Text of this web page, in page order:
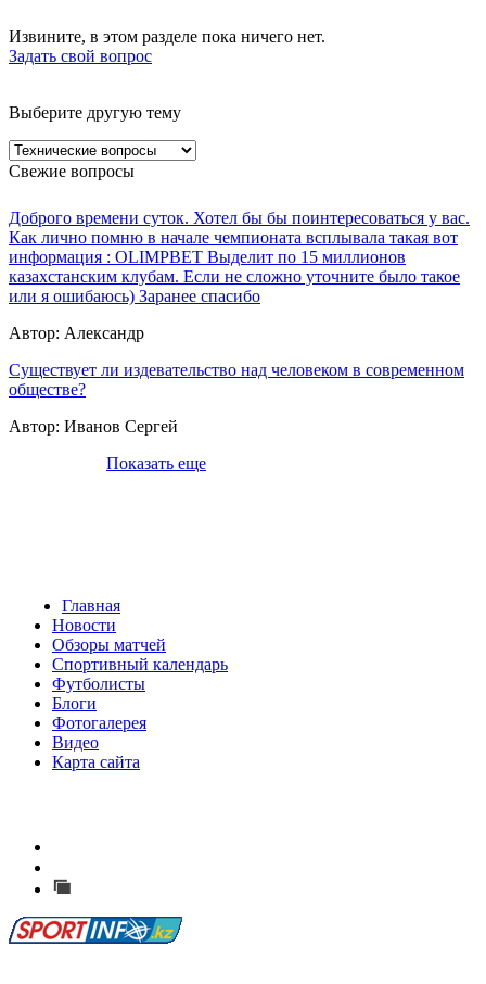
Извините, в этом разделе пока ничего нет.
Задать свой вопрос
Выберите другую тему
Свежие вопросы
Доброго времени суток. Хотел бы бы поинтересоваться у вас.
Как лично помню в начале чемпионата всплывала такая вот
информация : OLIMPBET Выделит по 15 миллионов
казахстанским клубам. Если не сложно уточните было такое
или я ошибаюсь) Заранее спасибо
Автор: Александр
Cуществует ли издевательство над человеком в современном
обществе?
Автор: Иванов Сергей
Показать еще
Главная
Новости
Обзоры матчей
Спортивный календарь
Футболисты
Блоги
Фотогалерея
Видео
Карта сайта